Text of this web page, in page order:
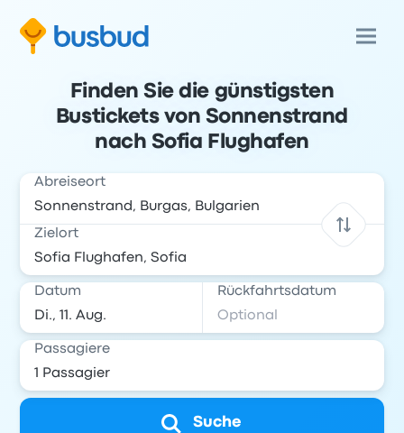
Finden Sie die günstigsten
Bustickets von Sonnenstrand
nach Sofia Flughafen
Abreiseort
Zielort
Datum Rückfahrtsdatum
Passagiere
Suche